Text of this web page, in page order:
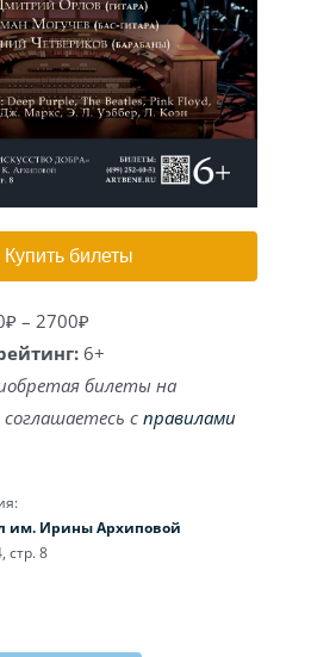
на органе
Купить билеты
– 2700₽
6+
билеты на
справилами
им. Ирины Архиповой
стр. 8